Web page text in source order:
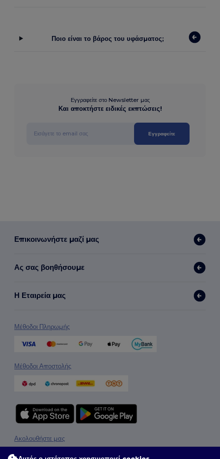
Ποιο είναι το βάρος του υφάσματος;
Εγγραφείτε στο Newsletter μας
Και αποκτήστε ειδικές εκπτώσεις!
Εγγραφείτε
Επικοινωνήστε μαζί μας
Ας σας βοηθήσουμε
Η Εταιρεία μας
Μέθοδοι Πληρωμής
Μέθοδοι Αποστολής
Ακολουθήστε μας